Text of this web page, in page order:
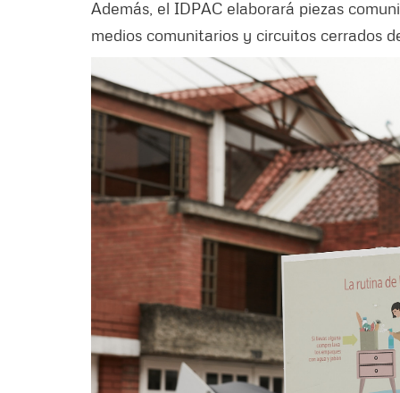
Además, el IDPAC elaborará piezas
medios comunitarios y circuitos cerrados